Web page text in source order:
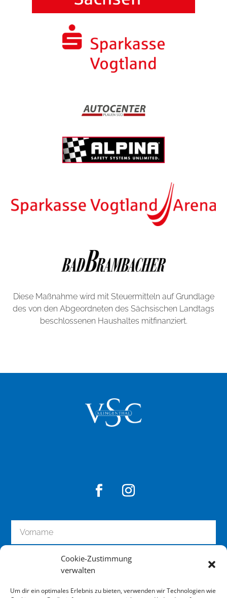
Cookie-Zustimmung
verwalten
Um dir ein optimales Erlebnis zu bieten, verwenden wir Technologien wie
Diese Maßnahme wird mit Steuermitteln auf Grundlage
des von den Abgeordneten des Sächsischen Landtags
beschlossenen Haushaltes mitfinanziert.